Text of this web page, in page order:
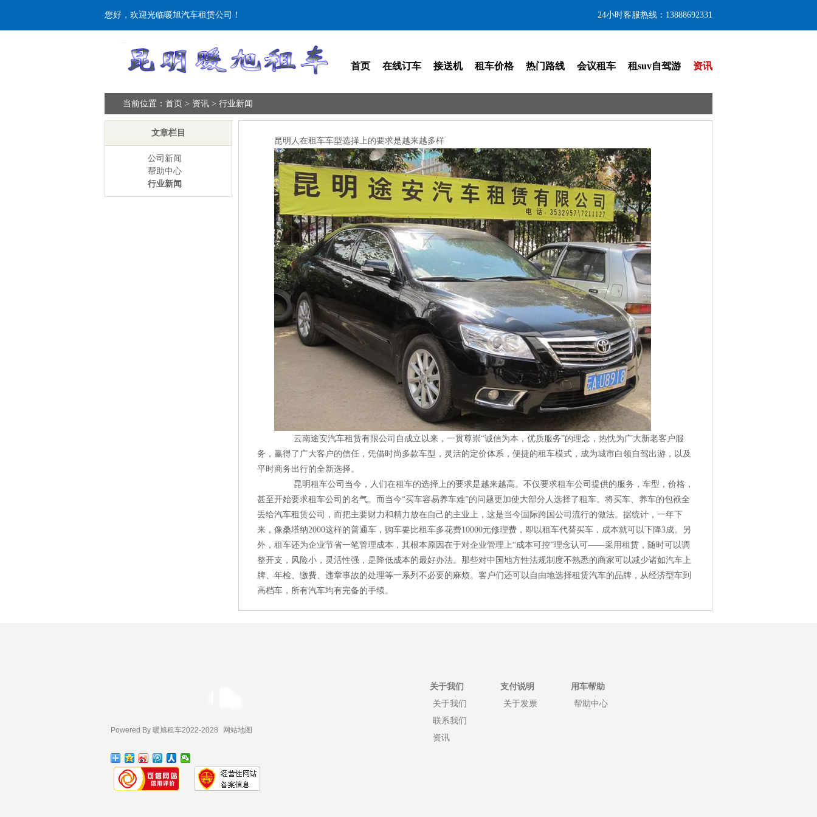
您好，欢迎光临暖旭汽车租赁公司！ 24小时客服热线：13888692331
首页 在线订车 接送机 租车价格 热门路线 会议租车 租suv自驾游 资讯
当前位置： 首页 > 资讯 > 行业新闻
文章栏目
公司新闻
帮助中心
行业新闻
昆明人在租车车型选择上的要求是越来越多样
云南途安汽车租赁有限公司自成立以来，一贯尊崇“诚信为本，优质服务”的理念，热忱为广大新老客户服
务，赢得了广大客户的信任，凭借时尚多款车型，灵活的定价体系，便捷的租车模式，成为城市白领自驾出游，以及
平时商务出行的全新选择。
昆明租车公司当今，人们在租车的选择上的要求是越来越高。不仅要求租车公司提供的服务，车型，价格，
甚至开始要求租车公司的名气。而当今“买车容易养车难”的问题更加使大部分人选择了租车。将买车、养车的包袱全
丢给汽车租赁公司，而把主要财力和精力放在自己的主业上，这是当今国际跨国公司流行的做法。据统计，一年下
来，像桑塔纳2000这样的普通车，购车要比租车多花费10000元修理费，即以租车代替买车，成本就可以下降3成。另
外，租车还为企业节省一笔管理成本，其根本原因在于对企业管理上“成本可控”理念认可——采用租赁，随时可以调
整开支，风险小，灵活性强，是降低成本的最好办法。那些对中国地方性法规制度不熟悉的商家可以减少诸如汽车上
牌、年检、缴费、违章事故的处理等一系列不必要的麻烦。客户们还可以自由地选择租赁汽车的品牌，从经济型车到
高档车，所有汽车均有完备的手续。
Powered By 暖旭租车2022-2028 网站地图
关于我们
关于我们
联系我们
资讯
支付说明
关于发票
用车帮助
帮助中心